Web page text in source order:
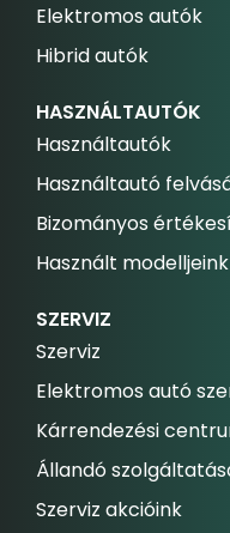
Elektromos autók
Hibrid autók
HASZNÁLTAUTÓK
Használtautók
Használtautó
Bizományos
Használt modelljeink
SZERVIZ
Szerviz
Elektromos autó
Kárrendezési
Állandó
Szerviz akcióink